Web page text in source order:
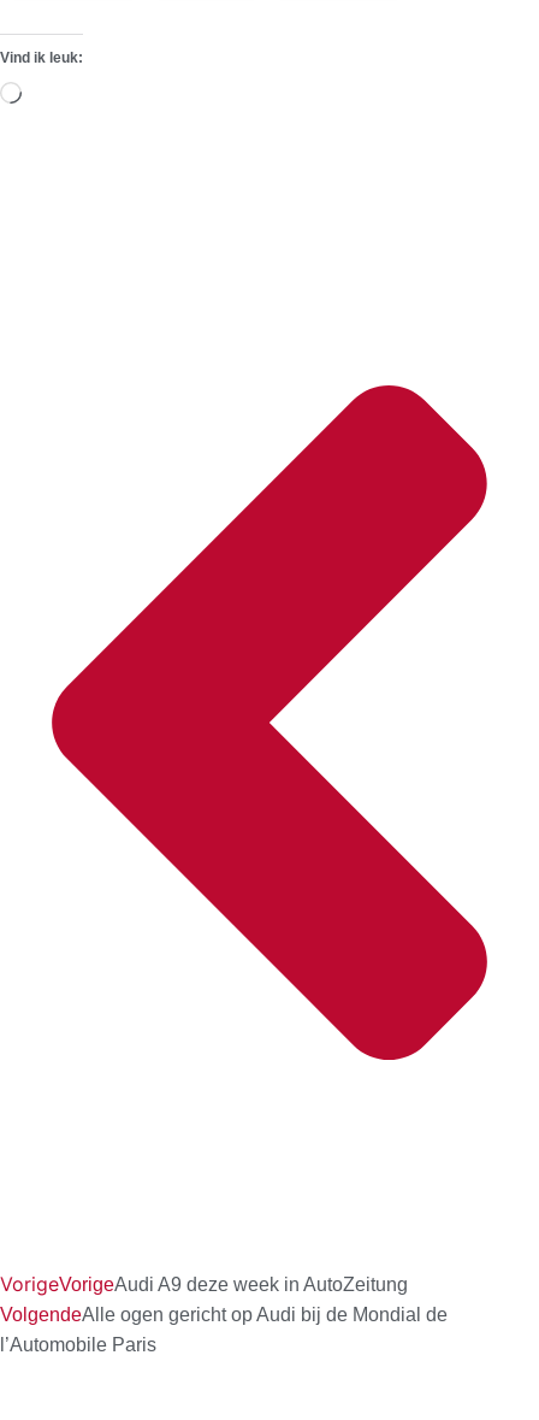
Vind ik leuk:
Aan
VorigeVorigeAudi A9 deze week in AutoZeitung
VolgendeAlle ogen gericht op Audi bij de Mondial de
l’Automobile Paris